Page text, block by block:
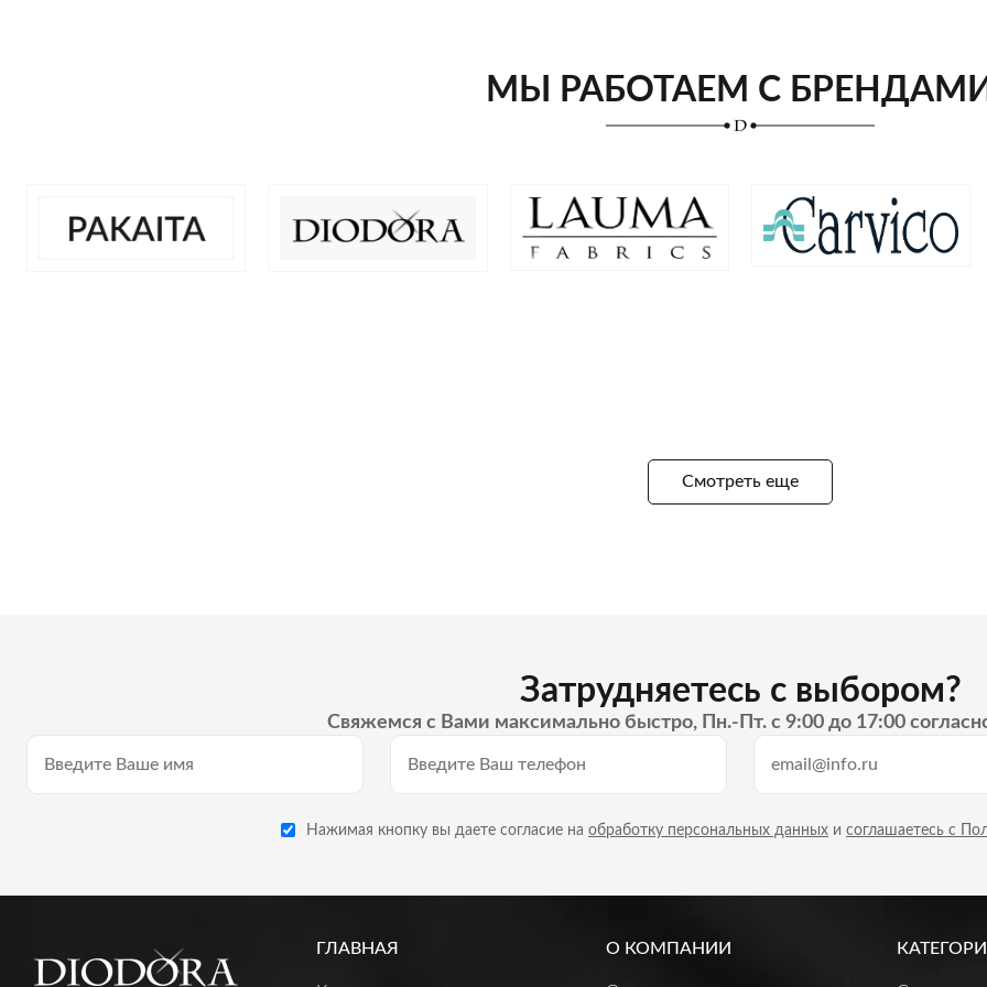
МЫ РАБОТАЕМ С
Смотреть еще
Затрудняетесь с выбором?
Свяжемся с Вами максимально быстро, Пн.-Пт. с 9:00 до 17:00
Нажимая кнопку вы даете согласие на обработку персональных данных и соглашаетесь с
ГЛАВНАЯ О КОМПАНИИ